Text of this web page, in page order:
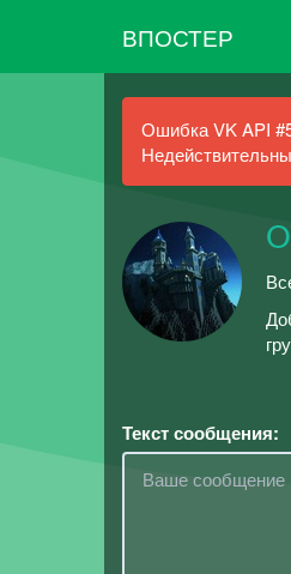
ВПОСТЕР
Ошибка VK API
Текст сообщения: